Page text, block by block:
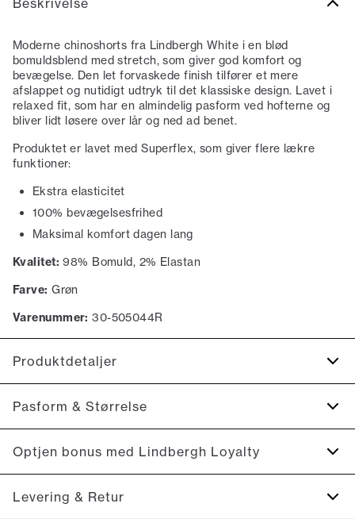
Moderne chinoshorts fra Lindbergh White i en blød
bomuldsblend med stretch, som giver god komfort og
bevægelse. Den let forvaskede finish tilfører et mere
afslappet og nutidigt udtryk til det klassiske design. Lavet i
relaxed fit, som har en almindelig pasform ved hofterne og
bliver lidt løsere over lår og ned ad benet.
Produktet er lavet med Superflex, som giver flere lækre
funktioner:
Ekstra elasticitet
100% bevægelsesfrihed
Maksimal komfort dagen lang
Kvalitet: 98% Bomuld, 2% Elastan
Farve: Grøn
Varenummer: 30-505044R
Produktdetaljer
Der er to paspolerede baglommer med knapper.
Lavet med Superflex, der giver ekstra elasticitet og
komfort.
Produktnr.: 30-505044R
Pasform & Størrelse
Fit:Relaxed loose fit
Almindelig pasform ved hofterne og lidt løsere over lårene
Model:Modellen er iført en størrelse M.
Optjen bonus med Lindbergh Loyalty
Tilmeld dig Lindbergh Loyalty helt gratis.
Levering & Retur